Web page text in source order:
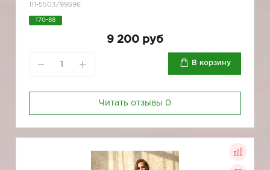
111-5503/99696
170-88
9 200 руб
В корзину
Читать отзывы 0